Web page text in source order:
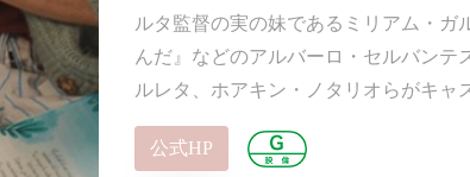
ルタ監督の実の妹であるミリアム・ガ
んだ』などのアルバーロ・セルバンテ
ルレタ、ホアキン・ノタリオらがキャ
公式HP